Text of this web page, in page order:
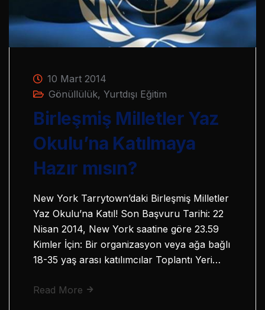
10 Mart 2014
Gönüllülük, Yurtdışı Eğitim
Birleşmiş Milletler Yaz
Okulu’na Katılmaya
Hazır mısın?
New York Tarrytown’daki Birleşmiş Milletler
Yaz Okulu’na Katıl! Son Başvuru Tarihi: 22
Nisan 2014, New York saatine göre 23.59
Kimler İçin: Bir organizasyon veya ağa bağlı
18-35 yaş arası katılımcılar Toplantı Yeri…
Read More